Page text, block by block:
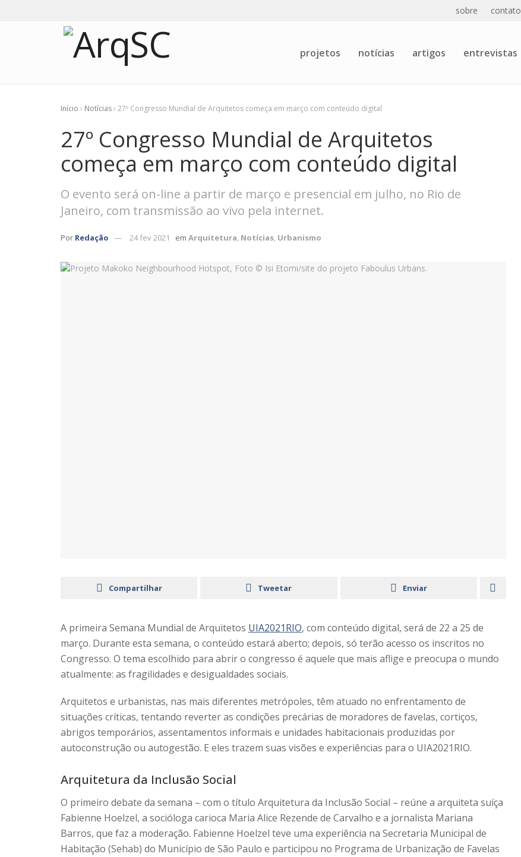
sobre contato
projetos notícias artigos entrevistas
Início › Notícias› 27º Congresso Mundial de Arquitetos começa em março com conteúdo digital
27º Congresso Mundial de Arquitetos
começa em março com conteúdo digital
O evento será on-line a partir de março e presencial em julho, no Rio de
Janeiro, com transmissão ao vivo pela internet.
Por Redação 24 fev 2021 em Arquitetura Notícias Urbanismo
Compartilhar Tweetar Enviar
A primeira Semana Mundial de Arquitetos UIA2021RIO, com conteúdo digital, será de 22 a 25 de
março. Durante esta semana, o conteúdo estará aberto; depois, só terão acesso os inscritos no
Congresso. O tema escolhido para abrir o congresso é aquele que mais aflige e preocupa o mundo
atualmente: as fragilidades e desigualdades sociais.
Arquitetos e urbanistas, nas mais diferentes metrópoles, têm atuado no enfrentamento de
situações críticas, tentando reverter as condições precárias de moradores de favelas, cortiços,
abrigos temporários, assentamentos informais e unidades habitacionais produzidas por
autoconstrução ou autogestão. E eles trazem suas visões e experiências para o UIA2021RIO.
Arquitetura da Inclusão Social
O primeiro debate da semana – com o título Arquitetura da Inclusão Social – reúne a arquiteta suíça
Fabienne Hoelzel, a socióloga carioca Maria Alice Rezende de Carvalho e a jornalista Mariana
Barros, que faz a moderação. Fabienne Hoelzel teve uma experiência na Secretaria Municipal de
Habitação (Sehab) do Município de São Paulo e participou no Programa de Urbanização de Favelas